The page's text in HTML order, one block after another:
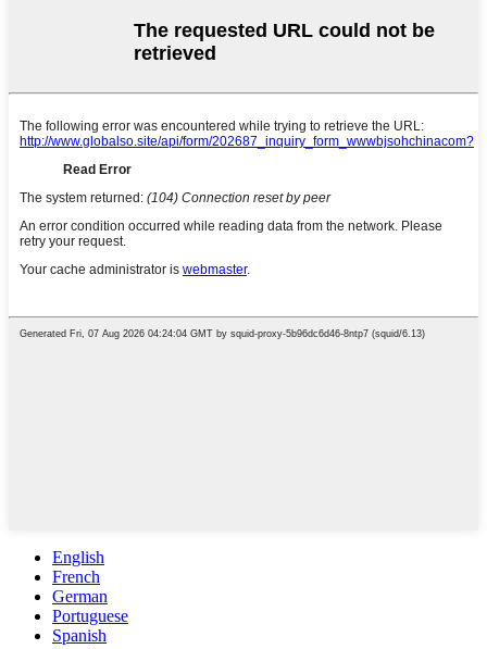
English
French
German
Portuguese
Spanish